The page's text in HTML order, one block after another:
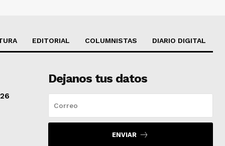
EDITORIAL COLUMNISTAS DIARIO DIGITAL
Dejanos tus datos
ENVIAR